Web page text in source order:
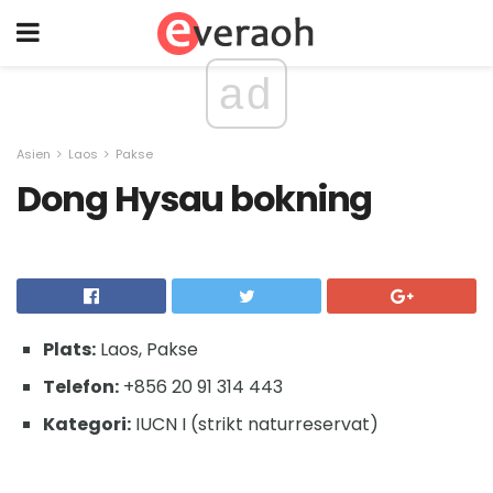
ad
Asien Laos Pakse
Dong Hysau bokning
Plats: Laos, Pakse
Telefon: +856 20 91 314 443
Kategori: IUCN I (strikt naturreservat)